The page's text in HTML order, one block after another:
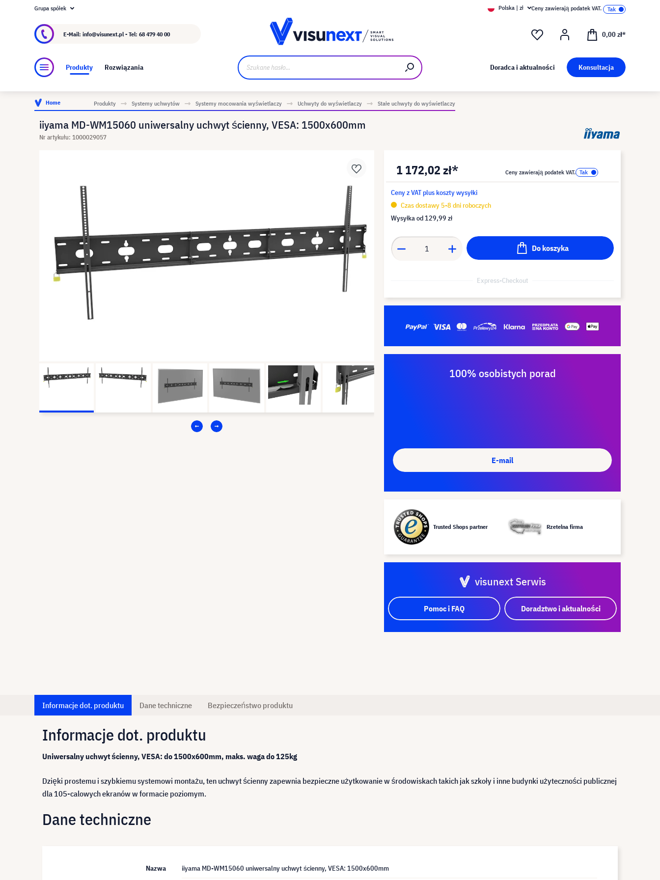
O visunext.pl
Grupa spółek Polska | zł Ceny zawierają podatek VAT.
E-Mail: info@visunext.pl - Tel: 68 479 40 00 0,00 zł*
Produkty Rozwiązania Doradca i aktualności Konsultacja
Home Produkty Systemy uchwytów Systemy mocowania wyświetlaczy Uchwyty do wyświetlaczy Stałe uchwyty do wyświetlaczy
iiyama MD-WM15060 uniwersalny uchwyt ścienny, VESA: 1500x600mm
Nr artykułu: 1000029057
1 172,02 zł* Ceny zawierają podatek VAT.
Ceny z VAT plus koszty wysyłki
Czas dostawy 5-8 dni roboczych
Wysyłka od 129,99 zł
Do koszyka
Express-Checkout
100% osobistych porad
E-mail
Trusted Shops partner Rzetelna firma
visunext Serwis
Pomoc i FAQ Doradztwo i aktualności
Informacje dot. produktu Dane techniczne Bezpieczeństwo produktu
Informacje dot. produktu
Uniwersalny uchwyt ścienny, VESA: do 1500x600mm, maks. waga do 125kg
Dzięki prostemu i szybkiemu systemowi montażu, ten uchwyt ścienny zapewnia bezpieczne użytkowanie w środowiskach takich jak szkoły i inne budynki użyteczności publicznej
dla 105-calowych ekranów w formacie poziomym.
Dane techniczne
Nazwa iiyama MD-WM15060 uniwersalny uchwyt ścienny, VESA: 1500x600mm